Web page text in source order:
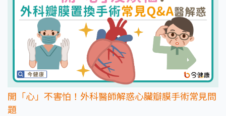
開「心」不害怕！外科醫師解惑心臟瓣膜手術常見問
題